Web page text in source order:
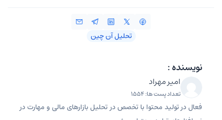
تحلیل آن چین
نویسنده :
امیر مهراد
تعداد پست ها: 1554
فعال در تولید محتوا با تخصص در تحلیل بازارهای مالی و مهارت در